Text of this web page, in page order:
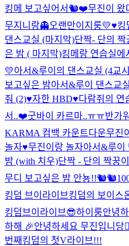
킹메 보고싶어서🐿❤무진이 왔
무지니랑👻오랜만이지룽💛♥킹
댄스교실 (마지막)단짝- 단의
은 밤 ( 마지막)킹메랑 연습실
💛아서&루이의 댄스교실 (4교
보고싶은 밤아서&루이 댄스교
줘 (2)♥자한 HBD♥다람쥐의
서..❤굿바이 카르마..ㅠㅠ반가
KARMA 컴백 카운트다운무진
놀자♥︎무진이랑 놀자아서&루이
밤 (with 치우)단짝 - 단의 짝꿍
무디 보고싶은 밤 안뇽!!🐿🐿
킹덤 브이라이브킹덤의 보이스
킹덤브이라이브😎하이룽안녕
하해 🎉안녕하세요 무진입니당
번째 킹덤의 첫V라이브!!!